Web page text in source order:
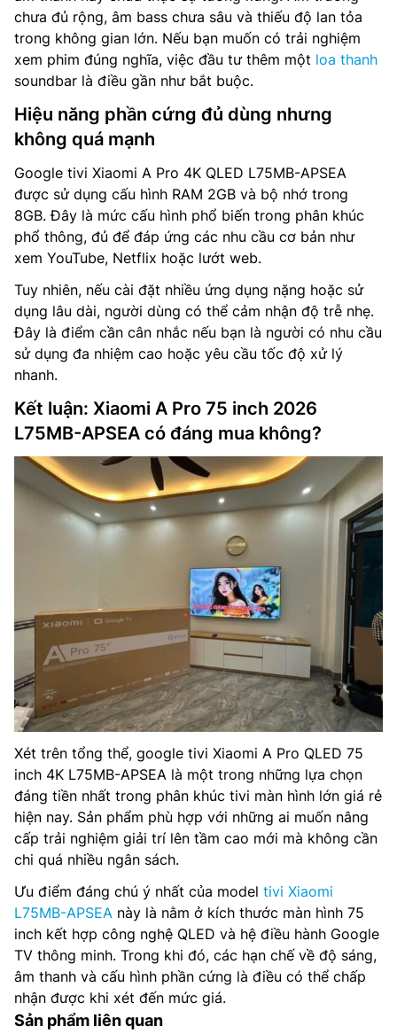
chưa đủ rộng, âm bass chưa sâu và thiếu độ lan tỏa
trong không gian lớn. Nếu bạn muốn có trải nghiệm
xem phim đúng nghĩa, việc đầu tư thêm một loa thanh
soundbar là điều gần như bắt buộc.
Hiệu năng phần cứng đủ dùng nhưng
không quá mạnh
Google tivi Xiaomi A Pro 4K QLED L75MB-APSEA
được sử dụng cấu hình RAM 2GB và bộ nhớ trong
8GB. Đây là mức cấu hình phổ biến trong phân khúc
phổ thông, đủ để đáp ứng các nhu cầu cơ bản như
xem YouTube, Netflix hoặc lướt web.
Tuy nhiên, nếu cài đặt nhiều ứng dụng nặng hoặc sử
dụng lâu dài, người dùng có thể cảm nhận độ trễ nhẹ.
Đây là điểm cần cân nhắc nếu bạn là người có nhu cầu
sử dụng đa nhiệm cao hoặc yêu cầu tốc độ xử lý
nhanh.
Kết luận: Xiaomi A Pro 75 inch 2026
L75MB-APSEA có đáng mua không?
Xét trên tổng thể, google tivi Xiaomi A Pro QLED 75
inch 4K L75MB-APSEA là một trong những lựa chọn
đáng tiền nhất trong phân khúc tivi màn hình lớn giá rẻ
hiện nay. Sản phẩm phù hợp với những ai muốn nâng
cấp trải nghiệm giải trí lên tầm cao mới mà không cần
chi quá nhiều ngân sách.
Ưu điểm đáng chú ý nhất của model tivi Xiaomi
L75MB-APSEA này là nằm ở kích thước màn hình 75
inch kết hợp công nghệ QLED và hệ điều hành Google
TV thông minh. Trong khi đó, các hạn chế về độ sáng,
âm thanh và cấu hình phần cứng là điều có thể chấp
nhận được khi xét đến mức giá.
Sản phẩm liên quan